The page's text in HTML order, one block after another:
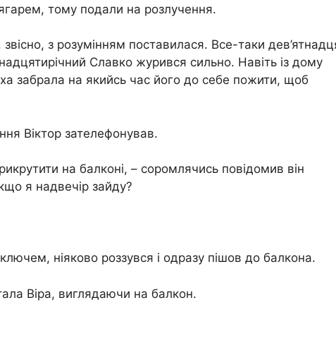
тому подали на розлучення.
​​з розумінням поставилася. Все-таки
Славко журився сильно. Навіть із дому
забрала на якийсь час його до себе пожити, щоб
Віктор зателефонував.
на балконі, – соромлячись повідомив він
я надвечір зайду?
ніяково роззувся і одразу пішов до балкона.
Віра, виглядаючи на балкон.